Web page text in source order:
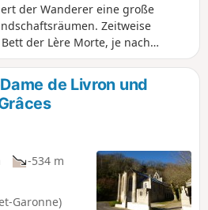
der Wanderer eine große
Zeitweise
der Lère Morte, je nach
Anbauflächen, Zeugen einer
die insbesondere mit
ist. Auwald und bewaldete
Bereiche, in denen Moose und
mit Flaumeichen:
trockene Böden angepasst
die das Relief der
bietet einen Wechsel
Felder, Wald, offenes Tal,
de Livron und
-534 m
Garonne)